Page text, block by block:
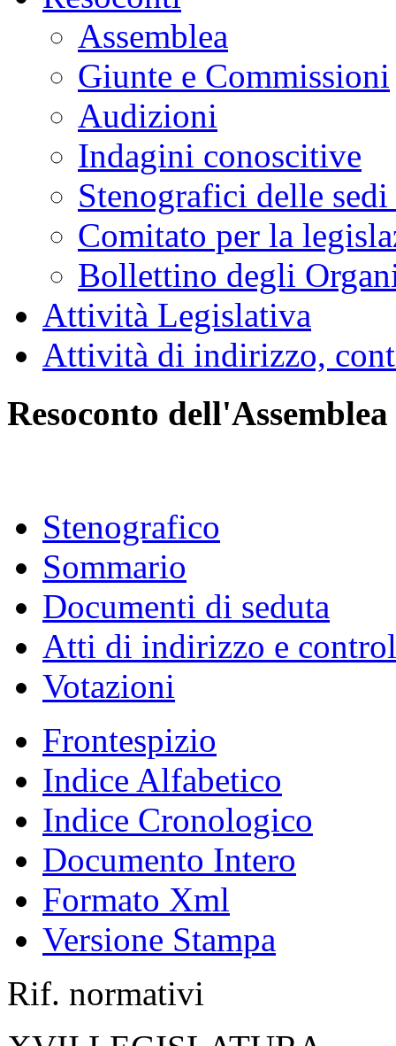
Assemblea
Giunte e Commissioni
Audizioni
Indagini conoscitive
Stenografici delle
Comitato per la
Bollettino degli
Attività Legislativa
Attività di indirizzo,
Resoconto dell'Assemblea
Stenografico
Sommario
Documenti di seduta
Atti di indirizzo e
Votazioni
Frontespizio
Indice Alfabetico
Indice Cronologico
Documento Intero
Formato Xml
Versione Stampa
Rif. normativi